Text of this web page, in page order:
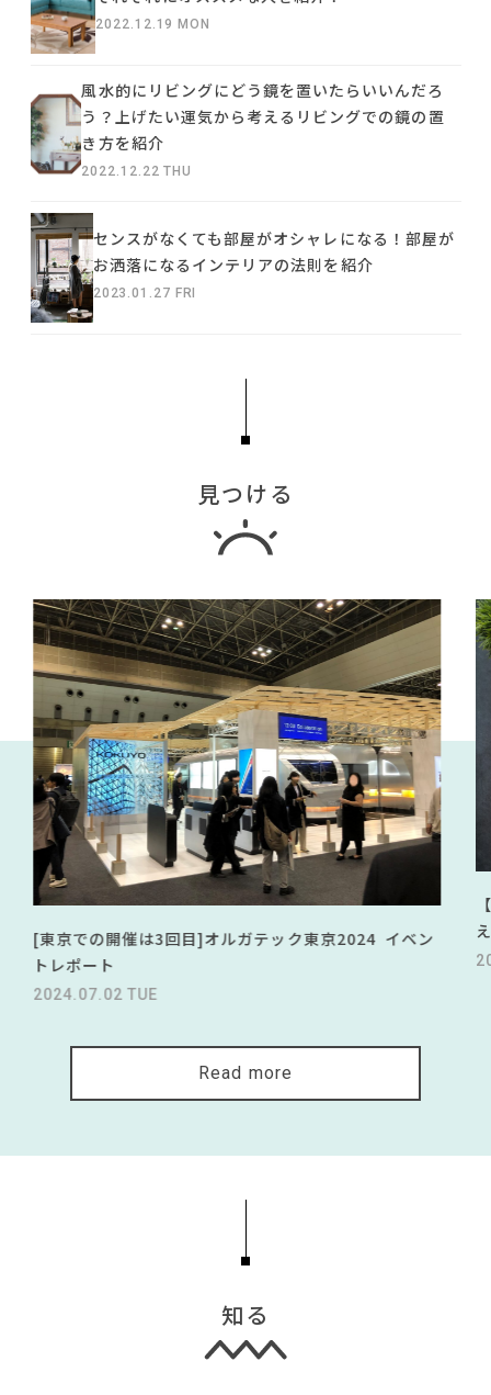
2022.12.19 MON
風水的にリビングにどう鏡を置いたらいいんだろ
う？上げたい運気から考えるリビングでの鏡の置
き方を紹介
2022.12.22 THU
センスがなくても部屋がオシャレになる！部屋が
お洒落になるインテリアの法則を紹介
2023.01.27 FRI
見つける
[東京での開催は3回目]オルガテック東京2024 イベン
トレポート
2024.07.02 TUE
Read more
知る